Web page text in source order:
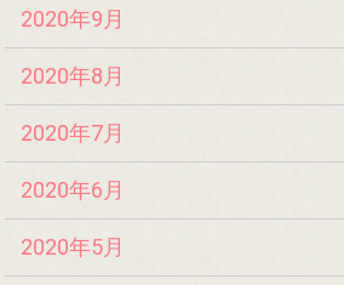
2020年9月
2020年8月
2020年7月
2020年6月
2020年5月